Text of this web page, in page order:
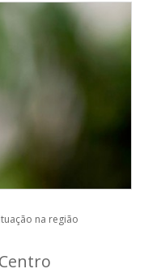
na região